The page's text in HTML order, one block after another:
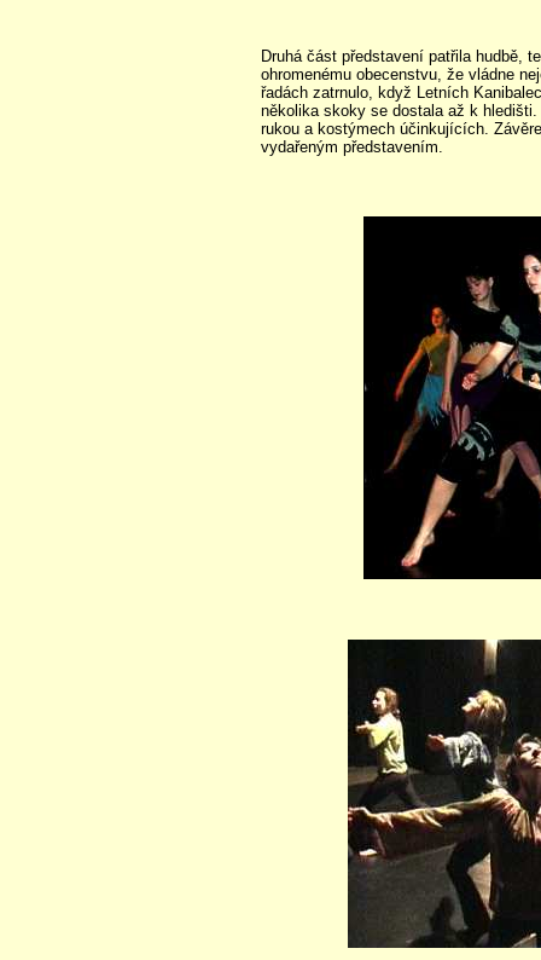
Druhá část představení patřila hudbě,
ohromenému obecenstvu, že vládne
řadách zatrnulo, když Letních
několika skoky se dostala až k
rukou a kostýmech účinkujících.
vydařeným představením.